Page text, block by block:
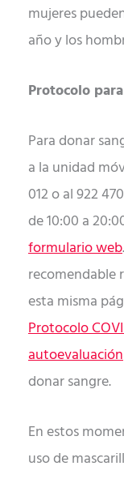
mujeres
año y los
Protocolo
Para donar
a la unidad
012 o al 922
de 10:00 a
formulario web
recomendable
esta misma
Protocolo
autoevaluación
donar sangre.
En estos
uso de